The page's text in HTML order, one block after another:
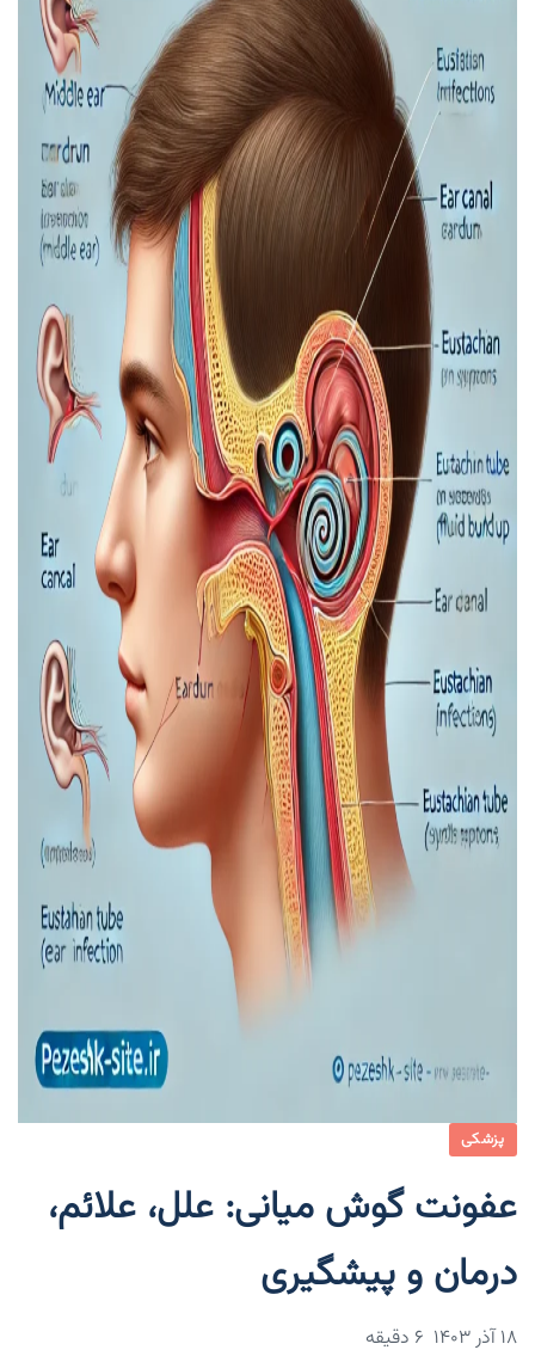
پزشکی
عفونت گوش میانی: علل، علائم،
درمان و پیشگیری
۱۸ آذر ۱۴۰۳